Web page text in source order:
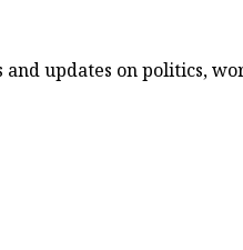
and updates on politics,